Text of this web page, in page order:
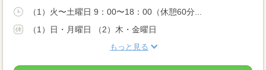
（1）火〜土曜日 9：00〜18：00（休憩60分...
（1）日・月曜日 （2）木・金曜日
もっと見る